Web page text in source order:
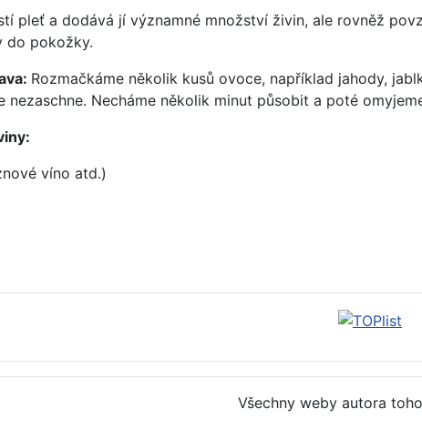
pleť a dodává jí významné množství živin, ale rovněž
do pokožky.
Rozmačkáme několik kusů ovoce, například jahody,
nezaschne. Necháme několik minut působit a poté
víno atd.)
maska pro citlivou pleť - recept, postup, návod, příprava, suroviny
Všechny weby autora